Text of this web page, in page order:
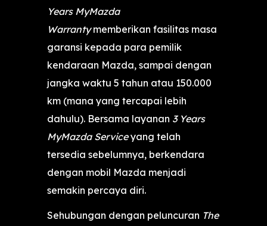
Years MyMazda
Warrantymemberikan fasilitas masa
garansi kepada para pemilik
kendaraan Mazda, sampai dengan
jangka waktu 5 tahun atau 150.000
km (mana yang tercapai lebih
dahulu). Bersama layanan 3 Years
MyMazda Serviceyang telah
tersedia sebelumnya, berkendara
dengan mobil Mazda menjadi
semakin percaya diri.
Sehubungan dengan peluncuran The